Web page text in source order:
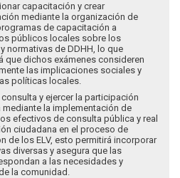
capacitación y crear
mediante la organización de
de capacitación a
públicos locales sobre los
normativas de DDHH, lo que
que dichos exámenes consideren
las implicaciones sociales y
políticas locales.
consulta y ejercer la participación
mediante la implementación de
efectivos de consulta pública y real
ciudadana en el proceso de
de los ELV, esto permitirá incorporar
diversas y asegura que las
a las necesidades y
la comunidad.